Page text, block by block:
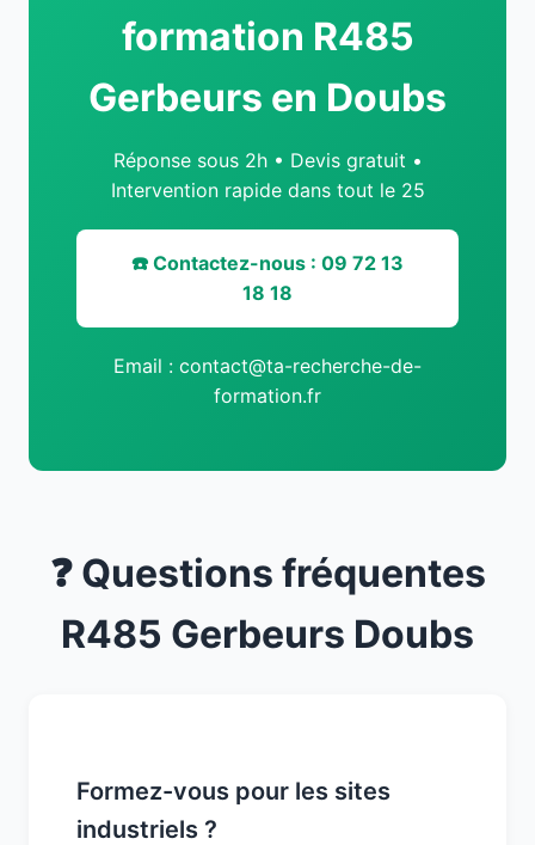
formation R485
Gerbeurs en Doubs
Réponse sous 2h • Devis gratuit •
Intervention rapide dans tout le 25
☎️ Contactez-nous : 09 72 13
18 18
Email : contact@ta-recherche-de-
formation.fr
❓ Questions fréquentes
R485 Gerbeurs Doubs
Formez-vous pour les sites
industriels ?